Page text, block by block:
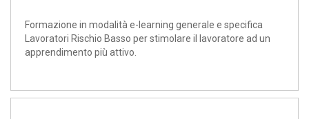
Formazione in modalità e-learning generale e specifica
Lavoratori Rischio Basso per stimolare il lavoratore ad un
apprendimento più attivo.